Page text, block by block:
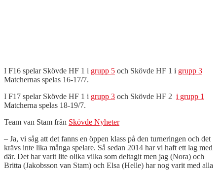
I F16 spelar Skövde HF 1 i grupp 5 och Skövde HF 1 i grupp 3
Matchernas spelas 16-17/7.
I F17 spelar Skövde HF 1 i grupp 3 och Skövde HF 2 i grupp 1
Matcherna spelas 18-19/7.
Team van Stam från Skövde Nyheter
– Ja, vi såg att det fanns en öppen klass på den turneringen och det
krävs inte lika många spelare. Så sedan 2014 har vi haft ett lag med
där. Det har varit lite olika vilka som deltagit men jag (Nora) och
Britta (Jakobsson van Stam) och Elsa (Helle) har nog varit med alla